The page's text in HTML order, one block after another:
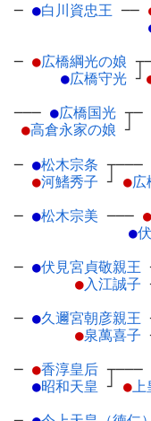
─ ●白川資忠王 ──
─ ●広橋綱光の娘 ┬
●広橋守光 ┘
─── ●広橋国光 ┬
●高倉永家の娘 ┘
─
─ ●松木宗条 ┬
●河鰭秀子 ┘
───
●広
─ ●松木宗美 ─── ●
●
─ ●伏見宮貞敬親王
●入江誠子
─ ●久邇宮朝彦親王
●泉萬喜子
─ ●香淳皇后 ┬
●昭和天皇 ┘
───
●上